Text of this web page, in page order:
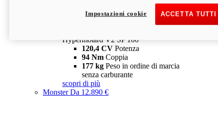
Depotenziata 35 kW: 18.890 € i
configura scopri di più
Hypermotard V2 SP 100
120,4 CV Potenza
94 Nm Coppia
177 kg Peso in ordine di marcia
senza carburante
scopri di più
MonsterDa 12.890 €
ACCETTA
Impostazioni cookie